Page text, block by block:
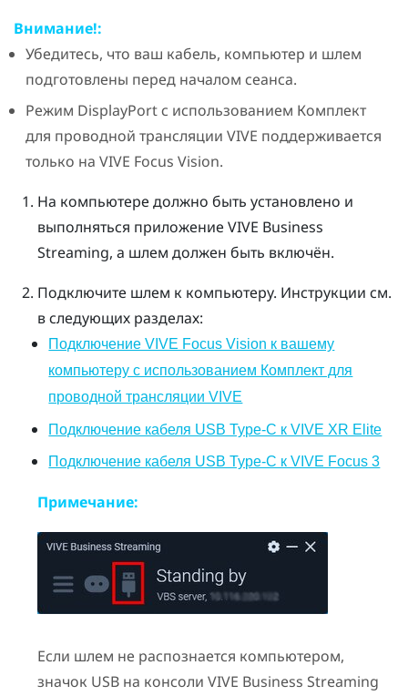
Внимание!:
Убедитесь, что ваш кабель, компьютер и шлем
подготовлены перед началом сеанса.
Режим DisplayPortс использованием Комплект
для проводной трансляции VIVE поддерживается
только на VIVE Focus Vision.
На компьютере должно быть установлено и
выполняться приложение VIVE Business
Streaming, а шлем должен быть включён.
Подключите шлем к компьютеру. Инструкции см.
в следующих разделах:
Подключение VIVE Focus Vision к вашему
компьютеру с использованием Комплект для
проводной трансляции VIVE
Подключение кабеля USB Type-C к VIVE XR Elite
Подключение кабеля USB Type-C к VIVE Focus 3
Примечание:
Если шлем не распознается компьютером,
значок USB на консоли VIVE Business Streaming